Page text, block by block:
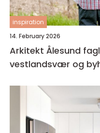
inspiration
14. February 2026
Arkitekt Ålesund faglig styrke i møte med
vestlandsvær og